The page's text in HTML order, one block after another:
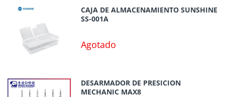
CAJA DE ALMACENAMIENTO SUNSHINE
SS-001A
Agotado
DESARMADOR DE PRESICION
MECHANIC MAX8